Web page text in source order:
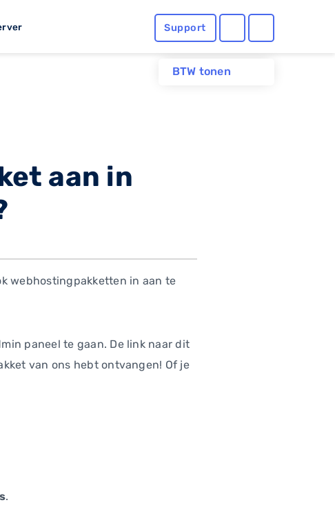
Support
BTW tonen
aan in
webhostingpakketten in aan te
paneel te gaan. De link naar dit
van ons hebt ontvangen! Of je
.